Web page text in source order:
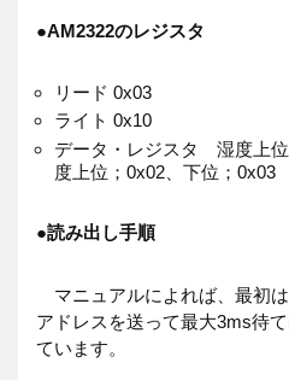
●AM2322のレジスタ
リード 0x03
ライト 0x10
データ・レジスタ 湿度上
度上位；0x02、下位；0x03
●読み出し手順
マニュアルによれば、最初は
アドレスを送って最大3ms待
ています。